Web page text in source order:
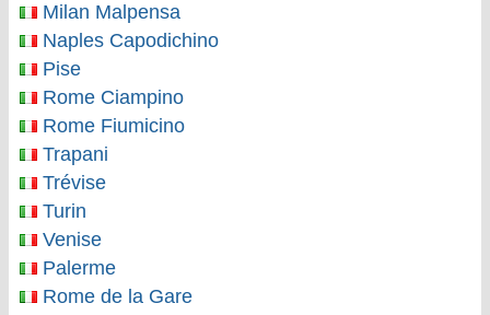
Milan Malpensa
Naples Capodichino
Pise
Rome Ciampino
Rome Fiumicino
Trapani
Trévise
Turin
Venise
Palerme
Rome de la Gare